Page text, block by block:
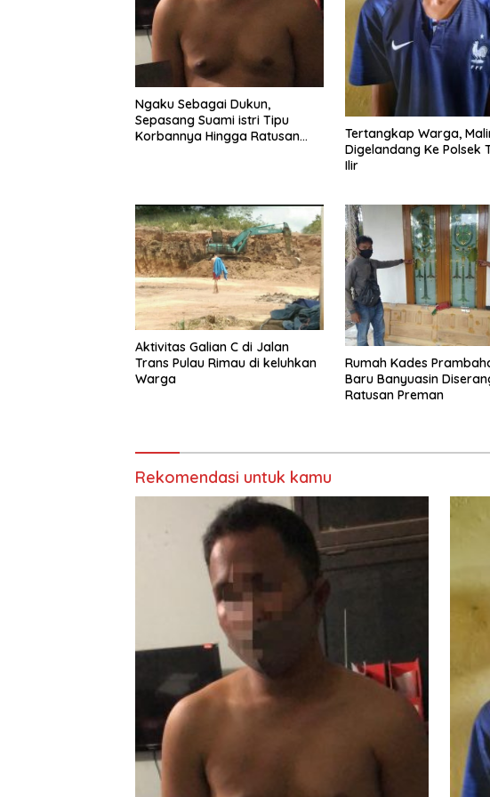
Ngaku Sebagai Dukun,
Sepasang Suami istri Tipu
Korbannya Hingga Ratusan
Tertangkap Warga,
Digelandang Ke Polsek
Ilir
Aktivitas Galian C di Jalan
Trans Pulau Rimau di keluhkan
Warga
Rumah Kades
Baru Banyuasin
Ratusan Preman
Rekomendasi untuk kamu